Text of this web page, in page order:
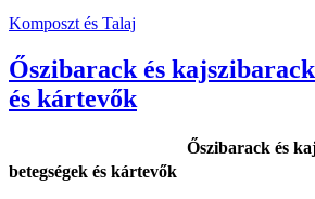
Komposzt és Talaj
Őszibarack és
és kártevők
Őszibarack és
betegségek és kártevők